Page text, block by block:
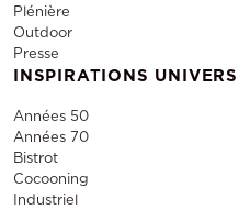
Plénière
Outdoor
Presse
INSPIRATIONS UNIVERS
Années 50
Années 70
Bistrot
Cocooning
Industriel